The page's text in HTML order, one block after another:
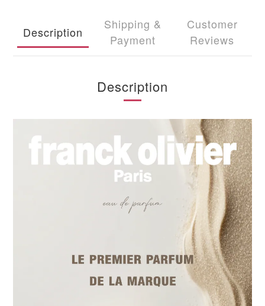
Description
Shipping &
Payment
Customer
Reviews
Description